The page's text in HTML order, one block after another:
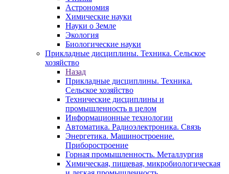
Астрономия
Химические науки
Науки о Земле
Экология
Биологические науки
Прикладные дисциплины. Техника. Сельское
хозяйство
Назад
Прикладные дисциплины. Техника.
Сельское хозяйство
Технические дисциплины и
промышленность в целом
Информационные технологии
Автоматика. Радиоэлектроника. Связь
Энергетика. Машиностроение.
Приборостроение
Горная промышленность. Металлургия
Химическая, пищевая, микробиологическая